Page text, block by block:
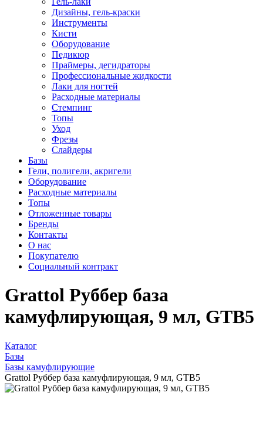
Дизайны, гель-краски
Инструменты
Кисти
Оборудование
Педикюр
Праймеры, дегидраторы
Профессиональные жидкости
Лаки для ногтей
Расходные материалы
Стемпинг
Топы
Уход
Фрезы
Слайдеры
Базы
Гели, полигели, акригели
Оборудование
Расходные материалы
Топы
Отложенные товары
Бренды
Контакты
О нас
Покупателю
Социальный контракт
Grattol Руббер база
камуфлирующая, 9 мл, GTB5
Каталог
Базы
Базы камуфлирующие
Grattol Руббер база камуфлирующая, 9 мл, GTB5